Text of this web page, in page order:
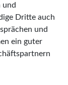
und
Dritte auch
und
ein guter